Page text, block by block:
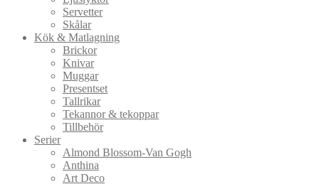
Servetter
Skålar
Kök & Matlagning
Brickor
Knivar
Muggar
Presentset
Tallrikar
Tekannor & tekoppar
Tillbehör
Serier
Almond Blossom-Van Gogh
Anthina
Art Deco